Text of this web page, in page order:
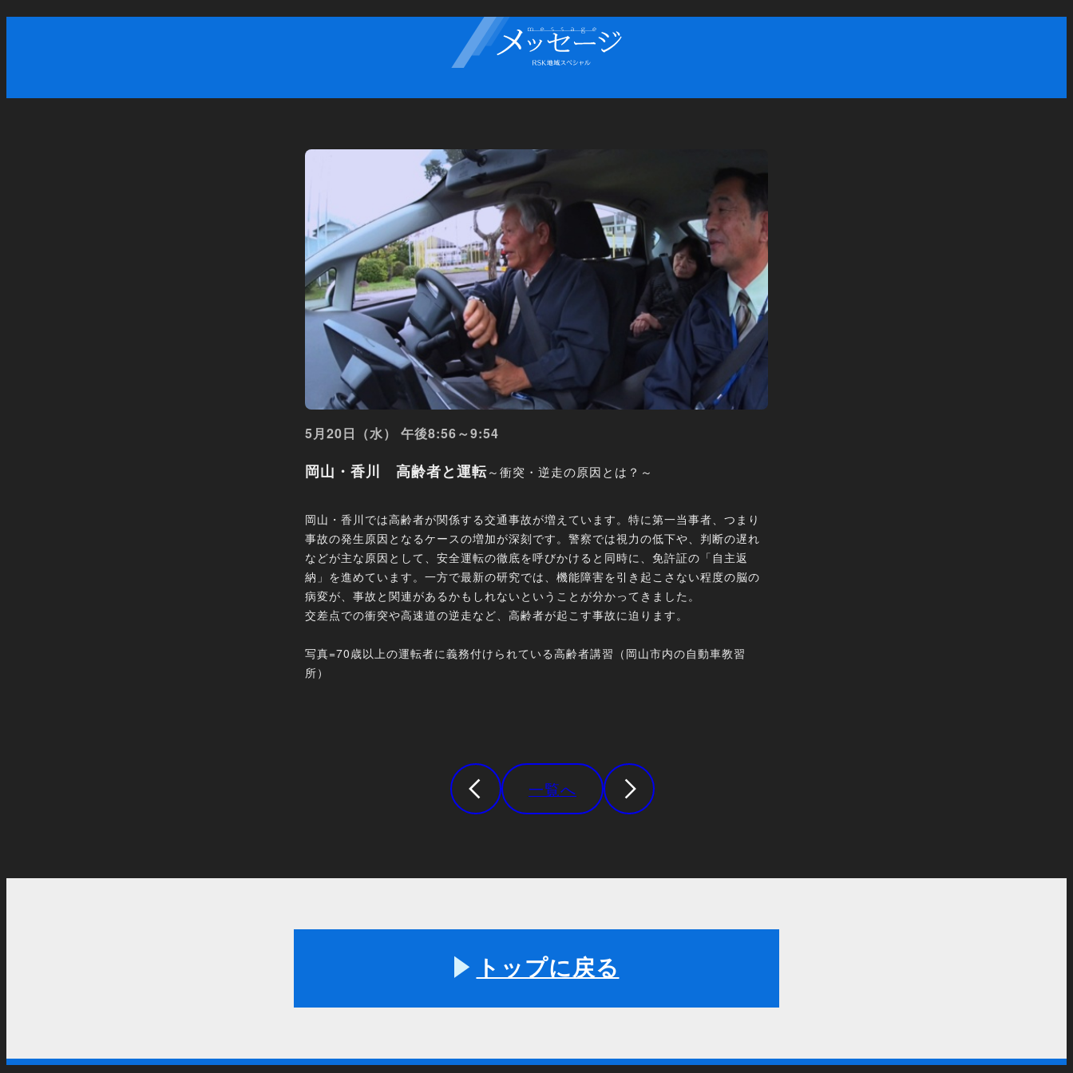
5月20日（水） 午後8:56～9:54
岡山・香川 高齢者と運転～衝突・逆走の原因とは？～
岡山・香川では高齢者が関係する交通事故が増えています。特に第一当事者、つまり
事故の発生原因となるケースの増加が深刻です。警察では視力の低下や、判断の遅れ
などが主な原因として、安全運転の徹底を呼びかけると同時に、免許証の「自主返
納」を進めています。一方で最新の研究では、機能障害を引き起こさない程度の脳の
病変が、事故と関連があるかもしれないということが分かってきました。
交差点での衝突や高速道の逆走など、高齢者が起こす事故に迫ります。
写真=70歳以上の運転者に義務付けられている高齢者講習（岡山市内の自動車教習
所）
一覧へ
トップに戻る